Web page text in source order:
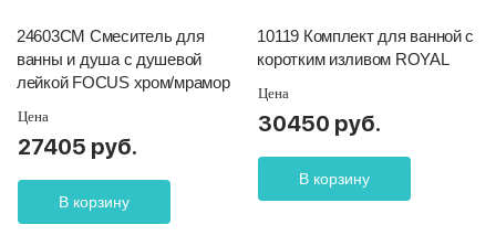
24603CM Смеситель для
ванны и душа с душевой
лейкой FOCUS хром/мрамор
Цена
27405 руб.
В корзину
10119 Комплект для ванной с
коротким изливом ROYAL
Цена
30450 руб.
В корзину